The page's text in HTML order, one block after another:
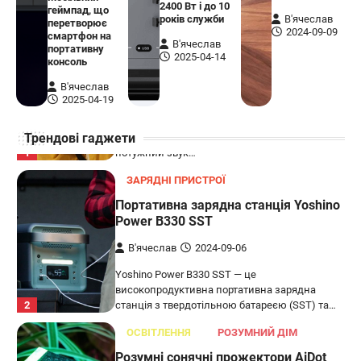
геймпад, що
перетворює
смартфон на
портативну
консоль
В'ячеслав
2025-04-19
2400 Вт і до 10
років служби
В'ячеслав
2025-04-14
В'ячеслав
2024-09-09
Трендові гаджети
1
АУДІО КОЛОНКИ
Бездротова колонка LG XBOOM Go
XG2T
В'ячеслав 2024-09-07
бездротова колонка, яка поєднує в собі
потужний звук…
2
ЗАРЯДНІ ПРИСТРОЇ
Портативна зарядна станція Yoshino
Power B330 SST
В'ячеслав 2024-09-06
Yoshino Power B330 SST — це
високопродуктивна портативна зарядна
станція з твердотільною батареєю (SST) та…
ОСВІТЛЕННЯ РОЗУМНИЙ ДІМ
Розумні сонячні прожектори AiDot